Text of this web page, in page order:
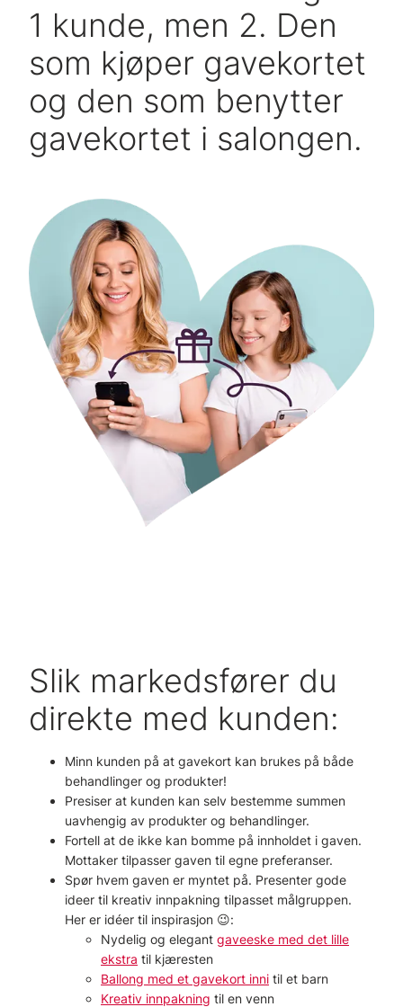
1 kunde, men 2. Den
som kjøper gavekortet
og den som benytter
gavekortet i salongen.
Slik markedsfører du
direkte med kunden:
Minn kunden på at gavekort kan brukes på både
behandlinger og produkter!
Presiser at kunden kan selv bestemme summen
uavhengig av produkter og behandlinger.
Fortell at de ikke kan bomme på innholdet i gaven.
Mottaker tilpasser gaven til egne preferanser.
Spør hvem gaven er myntet på. Presenter gode
ideer til kreativ innpakning tilpasset målgruppen.
Her er idéer til inspirasjon 😉:
Nydelig og elegant gaveeske med det lille
ekstra til kjæresten
Ballong med et gavekort inni til et barn
Kreativ innpakning til en venn